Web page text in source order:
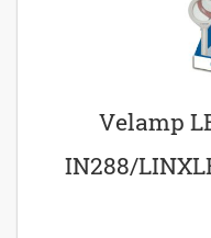
Velamp
IN288/